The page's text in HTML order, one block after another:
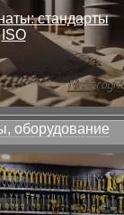
стандарты
ISO
оборудование